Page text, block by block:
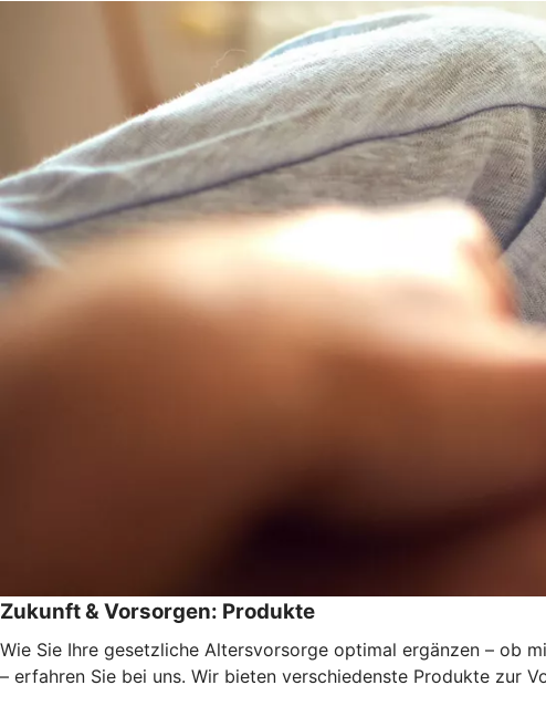
Zukunft & Vorsorgen: Produkte
Wie Sie Ihre gesetzliche Altersvorsorge optimal ergänzen – ob
– erfahren Sie bei uns. Wir bieten verschiedenste Produkte zur